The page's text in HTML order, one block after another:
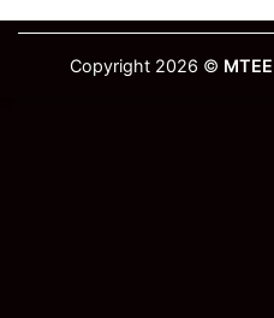
Copyright 2026 ©